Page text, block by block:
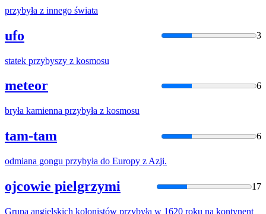
przybyła z innego świata
ufo 3
statek przybyszy z kosmosu
meteor 6
bryła kamienna przybyła z kosmosu
tam-tam 6
odmiana gongu przybyła do Europy z Azji.
ojcowie pielgrzymi 17
Grupa angielskich kolonistów przybyła w 1620 roku na kontynent